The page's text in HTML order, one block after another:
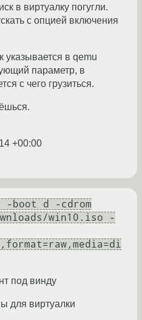
в виртуалку погугли.
с опцией включения
указывается в qemu
параметр, в
с чего грузиться.
+00:00
-boot d -cdrom
win10.iso -
под винду
для виртуалки